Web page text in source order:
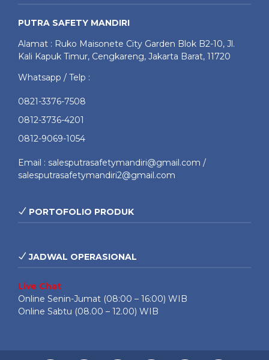
PUTRA SAFETY MANDIRI
Alamat : Ruko Maisonete City Garden Blok B2-10, Jl.
Kali Kapuk Timur, Cengkareng, Jakarta Barat, 11720
Whatsapp / Telp :
0821-3376-7508
0812-3736-4201
0812-9069-1054
Email : salesputrasafetymandiri@gmail.com /
salesputrasafetymandiri2@gmail.com
PORTOFOLIO PRODUK
JADWAL OPERASIONAL
Live Chat
Online Senin-Jumat (08:00 – 16:00) WIB
Online Sabtu (08.00 – 12.00) WIB